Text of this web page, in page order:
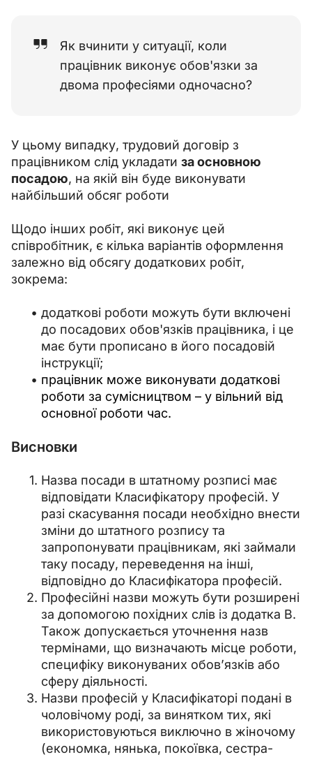
Як вчинити у ситуації, коли
працівник виконує обов'язки за
двома професіями одночасно?
У цьому випадку, трудовий договір з
працівником слід укладати за основною
посадою, на якій він буде виконувати
найбільший обсяг роботи
Щодо інших робіт, які виконує цей
співробітник, є кілька варіантів оформлення
залежно від обсягу додаткових робіт,
зокрема:
додаткові роботи можуть бути включені
до посадових обов'язків працівника, і це
має бути прописано в його посадовій
інструкції;
працівник може виконувати додаткові
роботи за сумісництвом – у вільний від
основної роботи час.
Висновки
Назва посади в штатному розписі має
відповідати Класифікатору професій. У
разі скасування посади необхідно внести
зміни до штатного розпису та
запропонувати працівникам, які займали
таку посаду, переведення на інші,
відповідно до Класифікатора професій.
Професійні назви можуть бути розширені
за допомогою похідних слів із додатка В.
Також допускається уточнення назв
термінами, що визначають місце роботи,
специфіку виконуваних обов’язків або
сферу діяльності.
Назви професій у Класифікаторі подані в
чоловічому роді, за винятком тих, які
використовуються виключно в жіночому
(економка, нянька, покоївка, сестра-